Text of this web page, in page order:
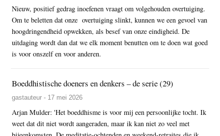
Nieuw, positief gedrag inoefenen vraagt om volgehouden overtuiging.
Om te beletten dat onze overtuiging slinkt, kunnen we een gevoel van
hoogdringendheid opwekken, als besef van onze eindigheid. De
uitdaging wordt dan dat we elk moment benutten om te doen wat goed
is voor onszelf en voor anderen.
Boeddhistische doeners en denkers – de serie (29)
gastauteur - 17 mei 2026
Arjan Mulder: 'Het boeddhisme is voor mij een persoonlijke tocht. Ik
weet dat dit niet wordt aangeraden, maar ik kan niet zo veel met